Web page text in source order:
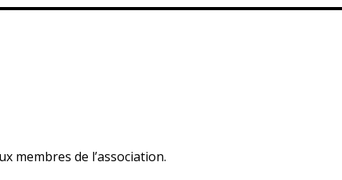
membres de l’association.